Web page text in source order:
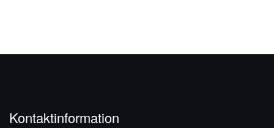
Kontaktinformation